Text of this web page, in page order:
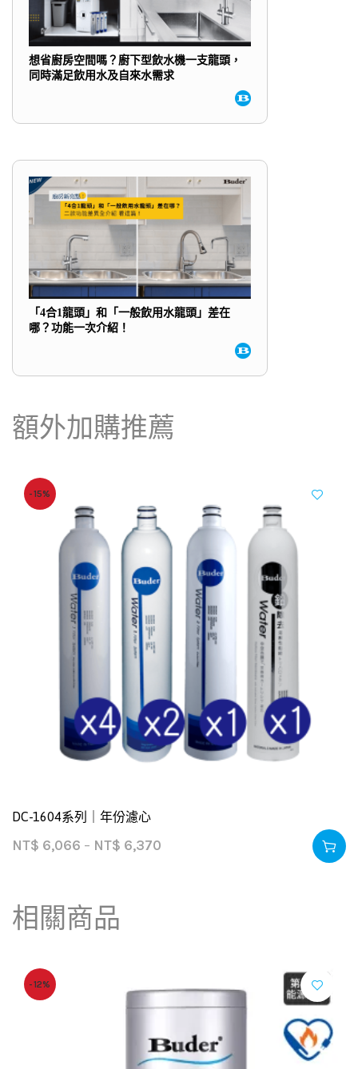
想省廚房空間嗎？廚下型飲水機一支龍頭，
同時滿足飲用水及自來水需求
「4合1龍頭」和「一般飲用水龍頭」差在
哪？功能一次介紹！
額外加購推薦
-15%
DC-1604系列｜年份濾心
NT$ 6,066 – NT$ 6,370
相關商品
-12%